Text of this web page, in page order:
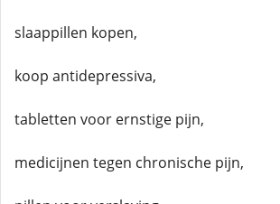
slaappillen kopen,
koop antidepressiva,
tabletten voor ernstige pijn,
medicijnen tegen chronische pijn,